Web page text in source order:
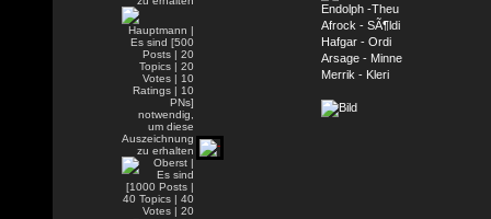
Endolph -Theu
Afrock - SÃ¶ldi
Hafgar - Ordi
Arsage - Minne
Merrik - Kleri